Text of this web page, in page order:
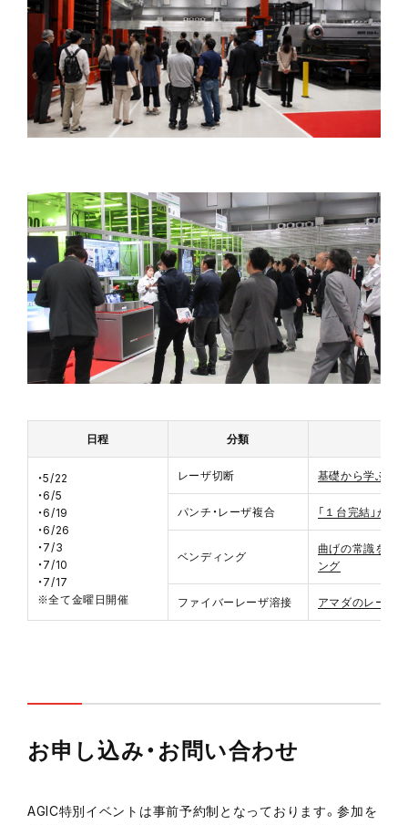
日程 分類
・5/22
・6/5
・6/19
・6/26
・7/3
・7/10
・7/17
※全て金曜日開催
レーザ切断 基礎から学ぶフ
パンチ・レーザ複合 「１台完結」が
ベンディング
曲げの常識をア
ング
ファイバーレーザ溶接 アマダのレーザ
お申し込み・お問い合わせ
AGIC特別イベントは事前予約制となっております。参加を